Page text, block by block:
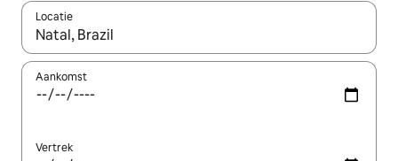
Locatie
Wanneer er suggesties beschikbaar zijn, maak je een keuze
Aankomst
Vertrek